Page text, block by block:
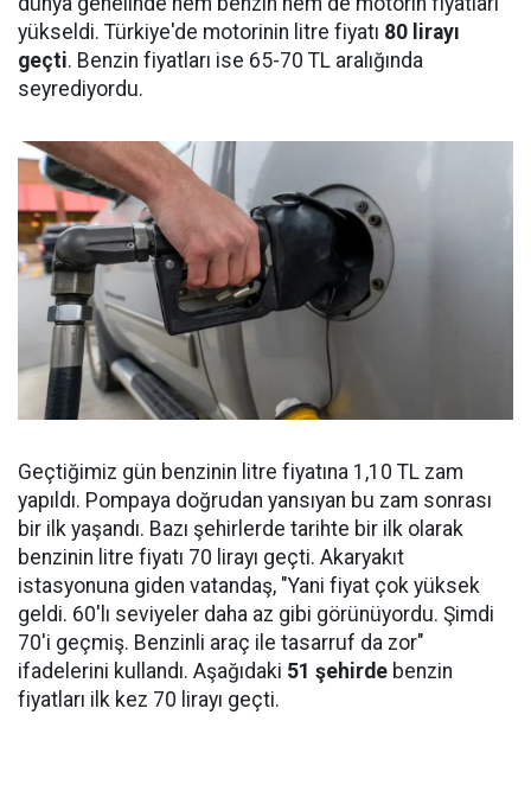
yükseldi. Türkiye'de motorinin litre fiyatı 80 lirayı
geçti. Benzin fiyatları ise 65-70 TL aralığında
seyrediyordu.
Geçtiğimiz gün benzinin litre fiyatına 1,10 TL zam
yapıldı. Pompaya doğrudan yansıyan bu zam sonrası
bir ilk yaşandı. Bazı şehirlerde tarihte bir ilk olarak
benzinin litre fiyatı 70 lirayı geçti. Akaryakıt
istasyonuna giden vatandaş, "Yani fiyat çok yüksek
geldi. 60'lı seviyeler daha az gibi görünüyordu. Şimdi
70'i geçmiş. Benzinli araç ile tasarruf da zor"
ifadelerini kullandı. Aşağıdaki 51 şehirde benzin
fiyatları ilk kez 70 lirayı geçti.